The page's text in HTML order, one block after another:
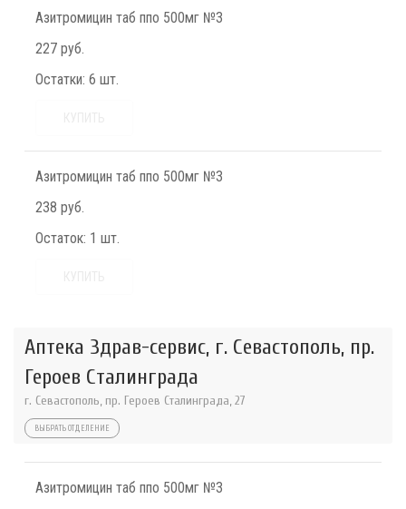
Азитромицин таб ппо 500мг №3
227 руб.
Остатки: 6 шт.
Азитромицин таб ппо 500мг №3
238 руб.
Остаток: 1 шт.
Аптека Здрав-сервис, г. Севастополь, пр.
Героев Сталинграда
г. Севастополь, пр. Героев Сталинграда, 27
ВЫБРАТЬ ОТДЕЛЕНИЕ
Азитромицин таб ппо 500мг №3